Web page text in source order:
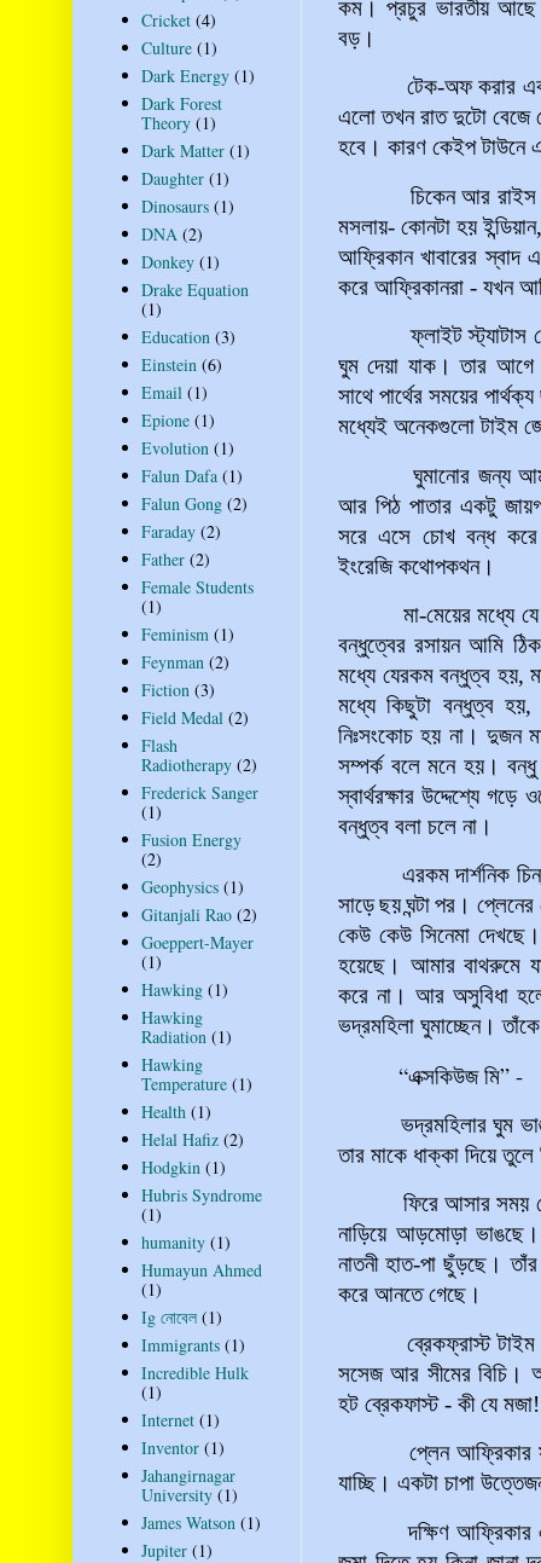
কম । প্রচুর ভারতীয় আছে
বড়।
টেক-অফ করার একটু
এলো তখন রাত দুটো বেজে
হবে। কারণ কেইপ টাউনে
চিকেন আর রাইস।
মসলায়- কোনটা হয়
আফ্রিকান খাবারের
করে আফ্রিকানরা - যখন
ফ্লাইট স্ট্যাটাস
ঘুম দেয়া যাক। তার আগে
সাথে পার্থের সময়ের
মধ্যেই অনেকগুলো টাইম
ঘুমানোর জন্য আমার
আর পিঠ পাতার একটু
সরে এসে চোখ বন্ধ করে
ইংরেজি কথোপকথন।
মা-মেয়ের মধ্যে যে
বন্ধুত্বের রসায়ন আমি
মধ্যে যেরকম বন্ধুত্ব হয়,
মধ্যে কিছুটা বন্ধুত্ব
নিঃসংকোচ হয় না। দুজন
সম্পর্ক বলে মনে হয়। বন্ধু
স্বার্থরক্ষার উদ্দেশ্যে
বন্ধুত্ব বলা চলে না।
এরকম দার্শনিক
সাড়েছয়ঘন্টাপর। প্লেনের
কেউ কেউ সিনেমা
হয়েছে। আমার বাথরুমে
করে না। আর অসুবিধা
ভদ্রমহিলা ঘুমাচ্ছেন।
“এক্সকিউজ মি” -
ভদ্রমহিলার ঘুম
তার মাকে ধাক্কা দিয়ে
ফিরে আসার সময়
নাড়িয়ে আড়মোড়া
নাতনী হাত-পা ছুঁড়ছে।
করে আনতে গেছে।
ব্রেকফ্রাস্ট
সসেজ আর সীমের বিচি।
হট ব্রেকফাস্ট - কী যে মজা!
প্লেন আফ্রিকার
যাচ্ছি। একটা চাপা
দক্ষিণ আফ্রিকার
Cricket (4)
Culture (1)
Dark Energy (1)
Dark Forest
Theory (1)
Dark Matter (1)
Daughter (1)
Dinosaurs (1)
DNA (2)
Donkey (1)
Drake Equation
(1)
Education (3)
Einstein (6)
Email (1)
Epione (1)
Evolution (1)
Falun Dafa (1)
Falun Gong (2)
Faraday (2)
Father (2)
Female Students
(1)
Feminism (1)
Feynman (2)
Fiction (3)
Field Medal (2)
Flash
Radiotherapy (2)
Frederick Sanger
(1)
Fusion Energy
(2)
Geophysics (1)
Gitanjali Rao (2)
Goeppert-Mayer
(1)
Hawking (1)
Hawking
Radiation (1)
Hawking
Temperature (1)
Health (1)
Helal Hafiz (2)
Hodgkin (1)
Hubris Syndrome
(1)
humanity (1)
Humayun Ahmed
(1)
Ig নোবেল (1)
Immigrants (1)
Incredible Hulk
(1)
Internet (1)
Inventor (1)
Jahangirnagar
University (1)
James Watson (1)
Jupiter (1)